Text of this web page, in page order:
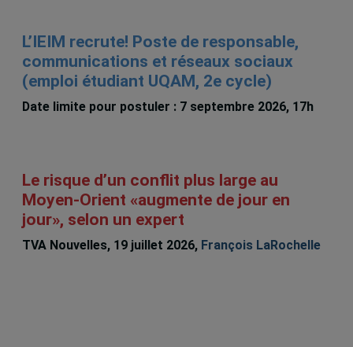
L’IEIM recrute! Poste de responsable,
communications et réseaux sociaux
(emploi étudiant UQAM, 2e cycle)
Date limite pour postuler : 7 septembre 2026, 17h
Le risque d’un conflit plus large au
Moyen-Orient «augmente de jour en
jour», selon un expert
TVA Nouvelles, 19 juillet 2026, François LaRochelle